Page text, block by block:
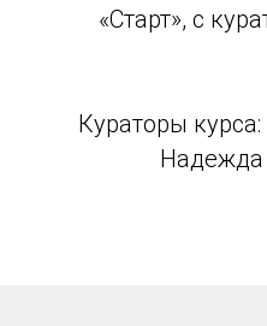
«Старт», с
Кураторы
Надежда